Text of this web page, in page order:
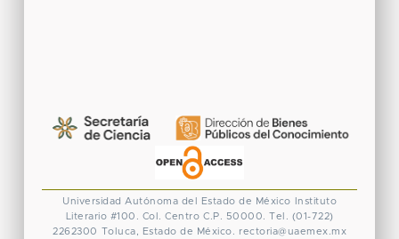
Universidad Autónoma del Estado de México
Instituto
Literario #100. Col. Centro C.P. 50000. Tel. (01-722)
2262300 Toluca, Estado de México. rectoria@uaemex.mx